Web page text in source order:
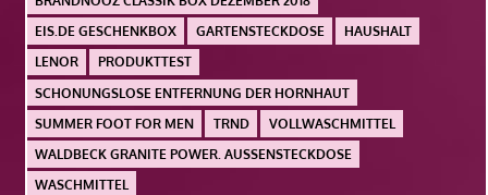
EIS.DE GESCHENKBOX
GARTENSTECKDOSE
HAUSHALT
LENOR
PRODUKTTEST
SCHONUNGSLOSE ENTFERNUNG DER HORNHAUT
SUMMER FOOT FOR MEN
TRND
VOLLWASCHMITTEL
WALDBECK GRANITE POWER. AUSSENSTECKDOSE
WASCHMITTEL